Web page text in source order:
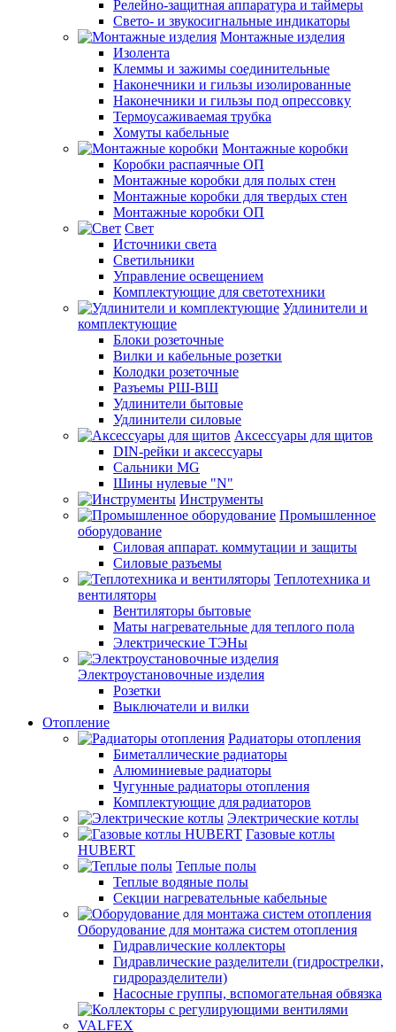
Релейно-защитная аппаратура и таймеры
Свето- и звукосигнальные индикаторы
Монтажные изделия
Изолента
Клеммы и зажимы соединительные
Наконечники и гильзы изолированные
Наконечники и гильзы под опрессовку
Термоусаживаемая трубка
Хомуты кабельные
Монтажные коробки
Коробки распаячные ОП
Монтажные коробки для полых стен
Монтажные коробки для твердых стен
Монтажные коробки ОП
Свет
Источники света
Светильники
Управление освещением
Комплектующие для светотехники
Удлинители и
комплектующие
Блоки розеточные
Вилки и кабельные розетки
Колодки розеточные
Разъемы РШ-ВШ
Удлинители бытовые
Удлинители силовые
Аксессуары для щитов
DIN-рейки и аксессуары
Сальники MG
Шины нулевые "N"
Инструменты
Промышленное
оборудование
Силовая аппарат. коммутации и защиты
Силовые разъемы
Теплотехника и
вентиляторы
Вентиляторы бытовые
Маты нагревательные для теплого пола
Электрические ТЭНы
Электроустановочные изделия
Розетки
Выключатели и вилки
Отопление
Радиаторы отопления
Биметаллические радиаторы
Алюминиевые радиаторы
Чугунные радиаторы отопления
Комплектующие для радиаторов
Электрические котлы
Газовые котлы
HUBERT
Теплые полы
Теплые водяные полы
Секции нагревательные кабельные
Оборудование для монтажа систем отопления
Гидравлические коллекторы
Гидравлические разделители (гидрострелки,
гидроразделители)
Насосные группы, вспомогательная обвязка